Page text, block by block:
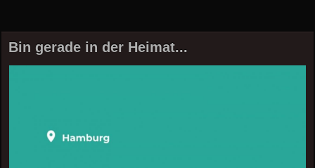
Bin gerade in der Heimat...